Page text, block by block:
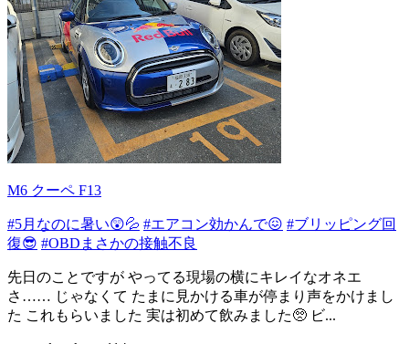
M6 クーペ F13
#5月なのに暑い😲💦 #エアコン効かんで😖 #ブリッピング回
復😎 #OBDまさかの接触不良
先日のことですが やってる現場の横にキレイなオネエ
さ…… じゃなくて たまに見かける車が停まり声をかけまし
た これもらいました 実は初めて飲みました🥺 ビ...